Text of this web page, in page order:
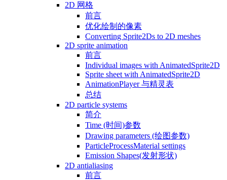
2D 网格
前言
优化绘制的像素
Converting Sprite2Ds to 2D meshes
2D sprite animation
前言
Individual images with AnimatedSprite2D
Sprite sheet with AnimatedSprite2D
AnimationPlayer 与精灵表
总结
2D particle systems
简介
Time (时间)参数
Drawing parameters (绘图参数)
ParticleProcessMaterial settings
Emission Shapes(发射形状)
2D antialiasing
前言